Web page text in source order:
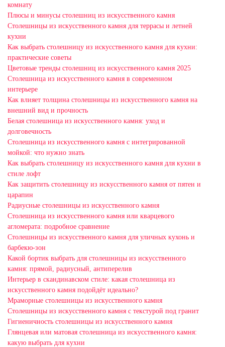
комнату
Плюсы и минусы столешниц из искусственного камня
Столешницы из искусственного камня для террасы и летней
кухни
Как выбрать столешницу из искусственного камня для кухни:
практические советы
Цветовые тренды столешниц из искусственного камня 2025
Столешница из искусственного камня в современном
интерьере
Как влияет толщина столешницы из искусственного камня на
внешний вид и прочность
Белая столешница из искусственного камня: уход и
долговечность
Столешница из искусственного камня с интегрированной
мойкой: что нужно знать
Как выбрать столешницу из искусственного камня для кухни в
стиле лофт
Как защитить столешницу из искусственного камня от пятен и
царапин
Радиусные столешницы из искусственного камня
Столешница из искусственного камня или кварцевого
агломерата: подробное сравнение
Столешницы из искусственного камня для уличных кухонь и
барбекю-зон
Какой бортик выбрать для столешницы из искусственного
камня: прямой, радиусный, антиперелив
Интерьер в скандинавском стиле: какая столешница из
искусственного камня подойдёт идеально?
Мраморные столешницы из искусственного камня
Столешницы из искусственного камня с текстурой под гранит
Гигиеничность столешницы из искусственного камня
Глянцевая или матовая столешница из искусственного камня:
какую выбрать для кухни